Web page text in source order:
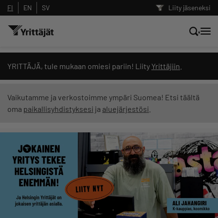
Liity jäseneksi
FI EN SV
YRITTÄJÄ, tule mukaan omiesi pariin! Liity Yrittäjiin
Vaikutamme ja verkostoimme ympäri Suomea! Etsi täältä
oma paikallisyhdistyksesi ja aluejärjestösi
Hae sivustolta tai kysy suoraan
Yrittäjien tekoälyltä
Suodata hakutuloksia: näytä kaikki sisältö